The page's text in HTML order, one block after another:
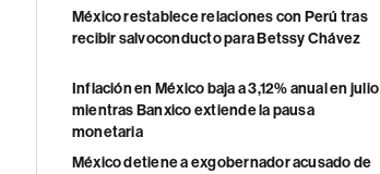
México restablece relaciones con Perú tras
recibir salvoconducto para Betssy Chávez
Inflación en México baja a 3,12% anual en julio
mientras Banxico extiende la pausa
monetaria
México detiene a exgobernador acusado de